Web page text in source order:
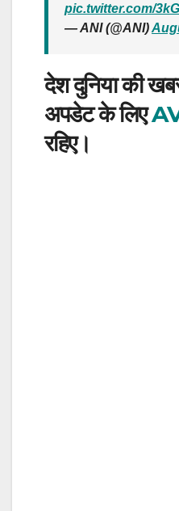
pic.twitter.com/
— ANI (@ANI)
देश दुनिया की
अपडेट के लिए
रहिए।